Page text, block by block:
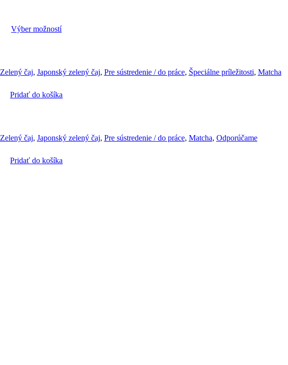
Výber možností
Zelený čaj, Japonský zelený čaj, Pre sústredenie / do práce, Špeciálne príležitosti, Matcha
Pridať do košíka
Zelený čaj, Japonský zelený čaj, Pre sústredenie / do práce, Matcha, Odporúčame
Pridať do košíka